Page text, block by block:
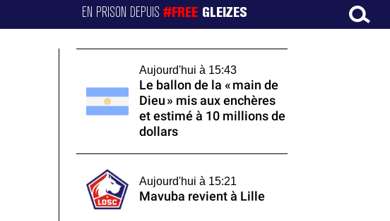
EN PRISON DEPUIS#FREE GLEIZES
Aujourd'hui à 15:43
Le ballon de la « main de
Dieu » mis aux enchères
et estimé à 10 millions de
dollars
Aujourd'hui à 15:21
Mavuba revient à Lille